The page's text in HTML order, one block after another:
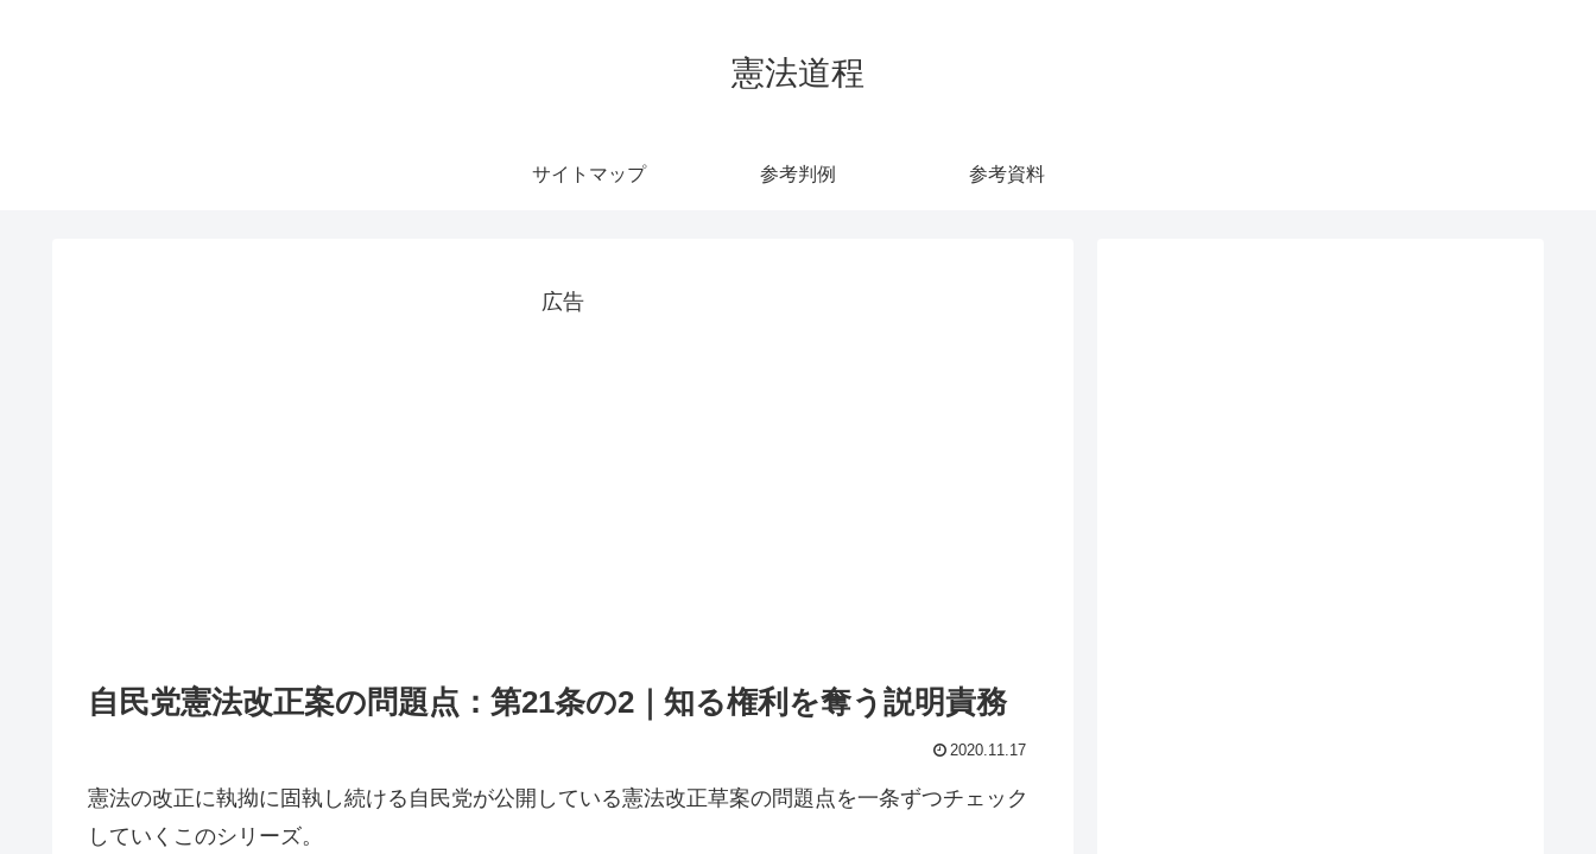
憲法道程
サイトマップ 参考判例 参考資料
広告
自民党憲法改正案の問題点：第21条の2｜知る権利を奪う説明責務
2020.11.17
憲法の改正に執拗に固執し続ける自民党が公開している憲法改正草案の問題点を一条ずつチェック
していくこのシリーズ。